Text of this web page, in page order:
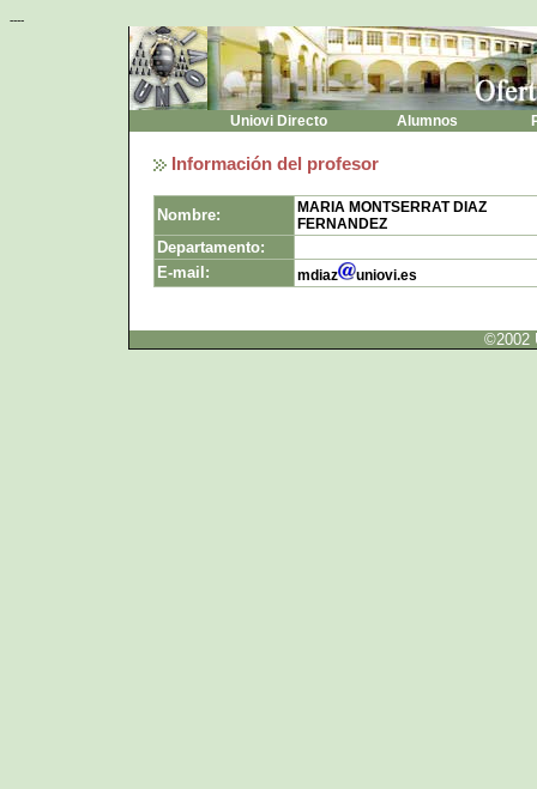
----
Uniovi Directo Alumnos
Información del profesor
Nombre:
MARIA MONTSERRAT DIAZ
FERNANDEZ
Departamento:
E-mail:
mdiaz uniovi.es
©2002